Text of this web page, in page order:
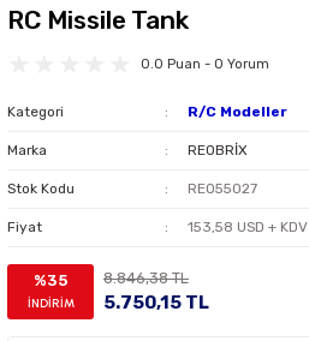
RC Missile Tank
0.0 Puan - 0 Yorum
Kategori R/C Modeller
Marka REOBRİX
Stok Kodu REO55027
Fiyat 153,58 USD + KDV
%35
İNDİRİM
8.846,38 TL
5.750,15 TL